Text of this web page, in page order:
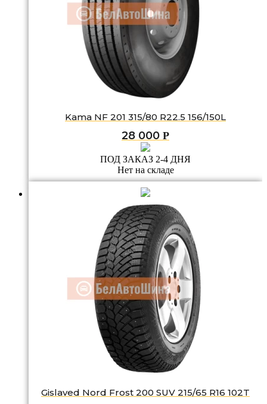
Kama NF 201 315/80 R22.5 156/150L
28 000 Р
ПОД ЗАКАЗ 2-4 ДНЯ
Нет на складе
Gislaved Nord Frost 200 SUV 215/65 R16 102T